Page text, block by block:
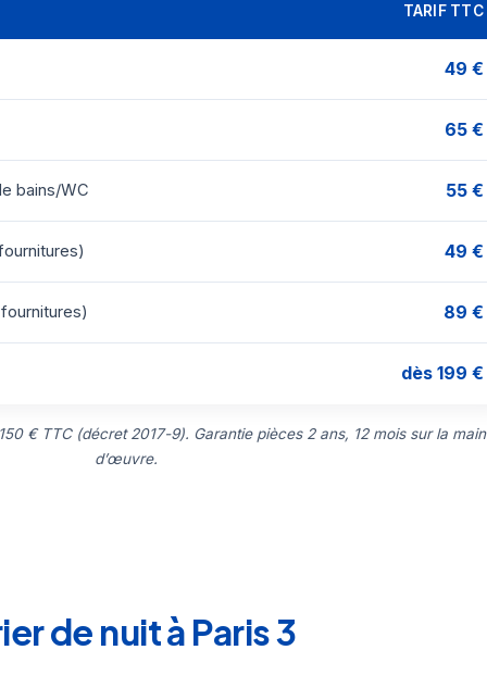
TARIF TTC
49 €
65 €
bains/WC 55 €
49 €
89 €
dès 199 €
€ TTC (décret 2017-9). Garantie pièces 2 ans, 12 mois sur la main
d’œuvre.
de nuit à Paris 3